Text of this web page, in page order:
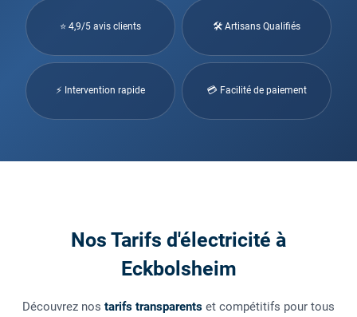
⭐ 4,9/5 avis clients 🛠 Artisans Qualifiés
⚡ Intervention rapide 💳 Facilité de paiement
Nos Tarifs d'électricité à
Eckbolsheim
Découvrez nos tarifs transparents et compétitifs pour tous